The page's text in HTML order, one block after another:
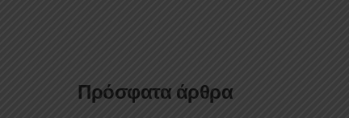
Πρόσφατα άρθρα